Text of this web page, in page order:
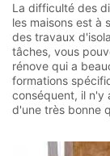
La difficulté des
les maisons est à
des travaux
tâches, vous
rénove qui a
formations
conséquent, il n'y
d'une très bonne